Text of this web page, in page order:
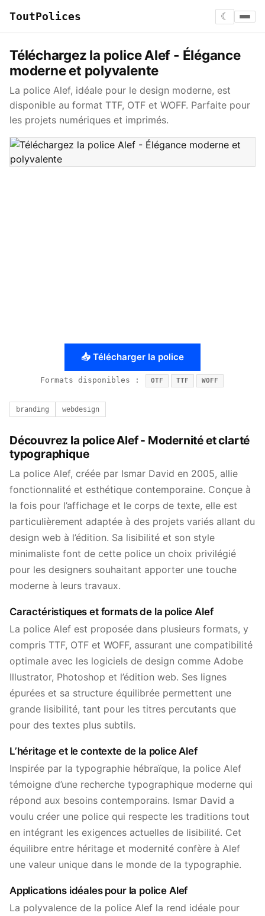
ToutPolices ☾
Téléchargez la police Alef - Élégance
moderne et polyvalente
La police Alef, idéale pour le design moderne, est
disponible au format TTF, OTF et WOFF. Parfaite pour
les projets numériques et imprimés.
📥 Télécharger la police
Formats disponibles : OTF TTF WOFF
branding webdesign
Découvrez la police Alef - Modernité et clarté
typographique
La police Alef, créée par Ismar David en 2005, allie
fonctionnalité et esthétique contemporaine. Conçue à
la fois pour l’affichage et le corps de texte, elle est
particulièrement adaptée à des projets variés allant du
design web à l’édition. Sa lisibilité et son style
minimaliste font de cette police un choix privilégié
pour les designers souhaitant apporter une touche
moderne à leurs travaux.
Caractéristiques et formats de la police Alef
La police Alef est proposée dans plusieurs formats, y
compris TTF, OTF et WOFF, assurant une compatibilité
optimale avec les logiciels de design comme Adobe
Illustrator, Photoshop et l’édition web. Ses lignes
épurées et sa structure équilibrée permettent une
grande lisibilité, tant pour les titres percutants que
pour des textes plus subtils.
L’héritage et le contexte de la police Alef
Inspirée par la typographie hébraïque, la police Alef
témoigne d’une recherche typographique moderne qui
répond aux besoins contemporains. Ismar David a
voulu créer une police qui respecte les traditions tout
en intégrant les exigences actuelles de lisibilité. Cet
équilibre entre héritage et modernité confère à Alef
une valeur unique dans le monde de la typographie.
Applications idéales pour la police Alef
La polyvalence de la police Alef la rend idéale pour